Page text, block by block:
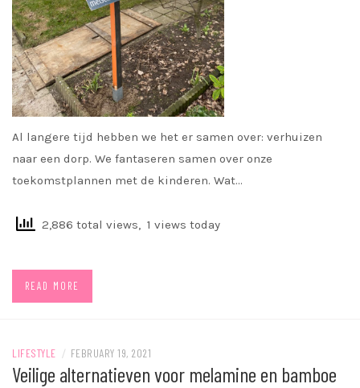
Al langere tijd hebben we het er samen over: verhuizen
naar een dorp. We fantaseren samen over onze
toekomstplannen met de kinderen. Wat…
2,886 total views, 1 views today
READ MORE
LIFESTYLE / FEBRUARY 19, 2021
Veilige alternatieven voor melamine en bamboe